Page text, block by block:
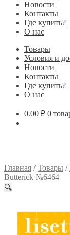
Новости
Контакты
Где купить?
О нас
Товары
Условия и
Новости
Контакты
Где купить?
О нас
0.00 ₽ 0
Главная /Товары /
Butterick №6464
🔍